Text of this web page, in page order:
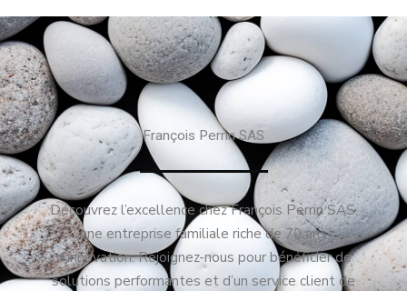
François Perrin SAS
Découvrez l’excellence chez François Perrin SAS,
une entreprise familiale riche de 70 ans
d’innovation. Rejoignez-nous pour bénéficier de
solutions performantes et d’un service client de